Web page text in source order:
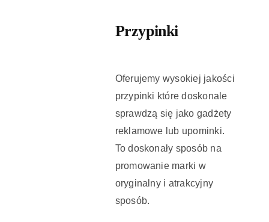
Przypinki
Oferujemy wysokiej jakości
przypinki które doskonale
sprawdzą się jako gadżety
reklamowe lub upominki.
To doskonały sposób na
promowanie marki w
oryginalny i atrakcyjny
sposób.